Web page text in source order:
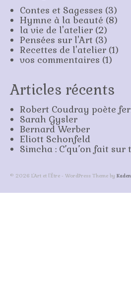
Contes et Sagesses (3)
Hymne à la beauté (8)
la vie de l'atelier (2)
Pensées sur l'Art (3)
Recettes de l'atelier (1)
vos commentaires (1)
Articles récents
Robert Coudray poète
Sarah Gysler
Bernard Werber
Eliott Schonfeld
Simcha : C’qu’on fait sur
© 2026 L'Art et l'Être - WordPress Theme by